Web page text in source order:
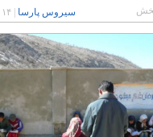
سیروس پارسا |۱۴ سال پیش